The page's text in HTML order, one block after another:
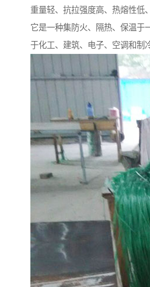
重量轻、抗拉强度高、热熔性低
它是一种集防火、隔热、保温于
于化工、建筑、电子、空调和制